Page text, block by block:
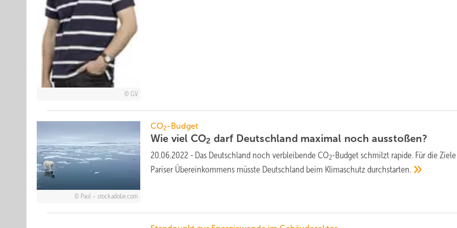
GV
Paul – stock.adobe.com
CO2-Budget
Wie viel CO2 darf Deutschland maximal noch ausstoßen?
20.06.2022 - Das Deutschland noch verbleibende CO2-Budget schmilzt rapide. Für die
Pariser Übereinkommens müsste Deutschland beim Klimaschutzdurchstarten.